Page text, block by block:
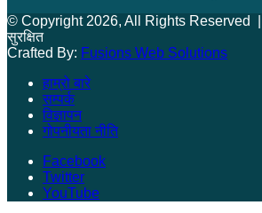
© Copyright 2026, All Rights Reserved |
सुरक्षित
Crafted By: Fusions Web Solutions
हाम्रो बारे
सम्पर्क
विज्ञापन
गोपनीयता नीति
Facebook
Twitter
YouTube